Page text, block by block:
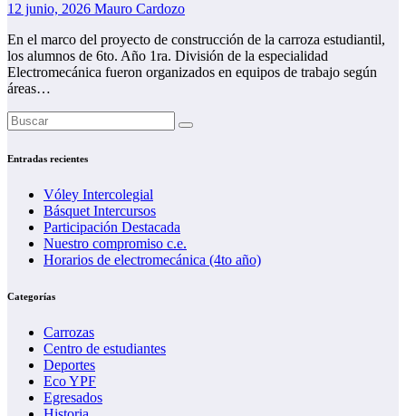
12 junio, 2026 Mauro Cardozo
En el marco del proyecto de construcción de la carroza estudiantil,
los alumnos de 6to. Año 1ra. División de la especialidad
Electromecánica fueron organizados en equipos de trabajo según
áreas…
Entradas recientes
Vóley Intercolegial
Básquet Intercursos
Participación Destacada
Nuestro compromiso c.e.
Horarios de electromecánica (4to año)
Categorías
Carrozas
Centro de estudiantes
Deportes
Eco YPF
Egresados